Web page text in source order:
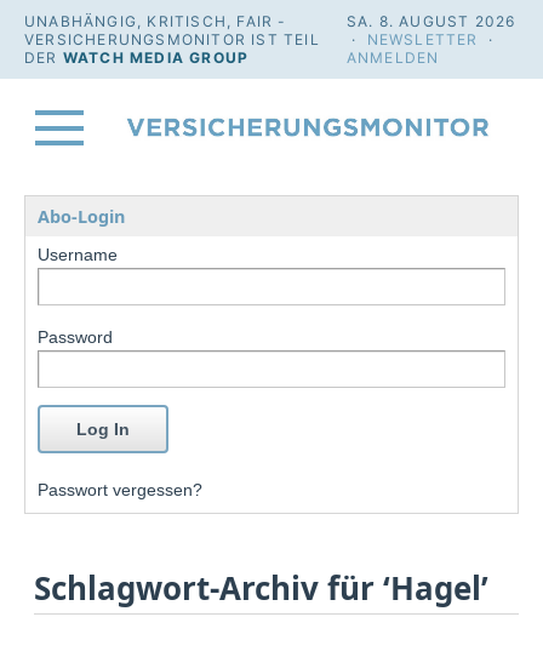
UNABHÄNGIG, KRITISCH, FAIR -
VERSICHERUNGSMONITOR IST TEIL
DER WATCH MEDIA GROUP
SA. 8. AUGUST 2026
· NEWSLETTER
·
ANMELDEN
Abo-Login
Username
Password
Passwort vergessen?
Schlagwort-Archiv für ‘Hagel’